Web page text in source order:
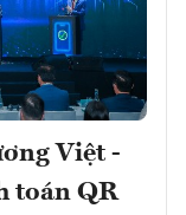
Việt -
toán QR